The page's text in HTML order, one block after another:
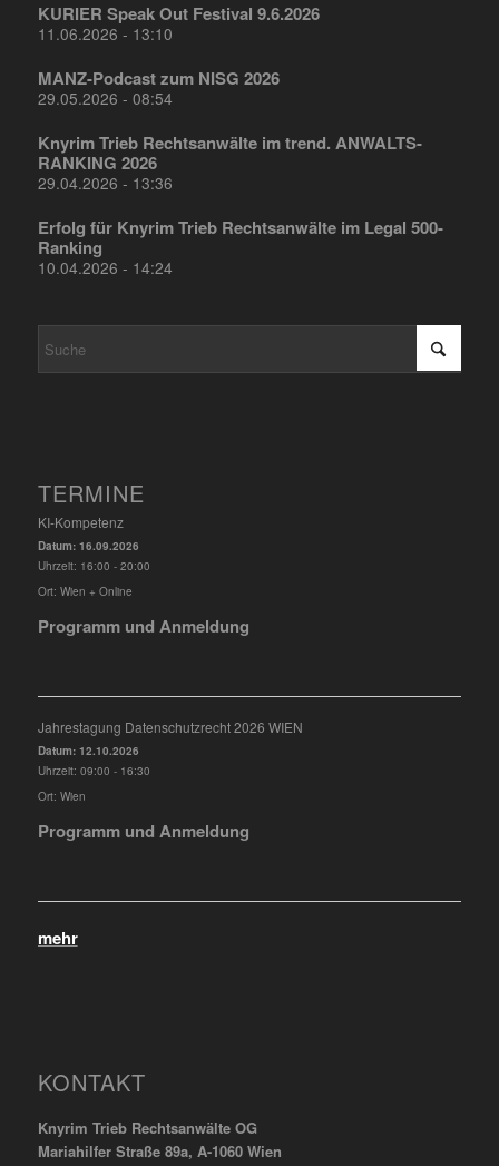
KURIER Speak Out Festival 9.6.2026
11.06.2026 - 13:10
MANZ-Podcast zum NISG 2026
29.05.2026 - 08:54
Knyrim Trieb Rechtsanwälte im trend. ANWALTS-
RANKING 2026
29.04.2026 - 13:36
Erfolg für Knyrim Trieb Rechtsanwälte im Legal 500-
Ranking
10.04.2026 - 14:24
TERMINE
KI-Kompetenz
Datum: 16.09.2026
Uhrzeit: 16:00 - 20:00
Ort: Wien + Online
Programm und Anmeldung
Jahrestagung Datenschutzrecht 2026 WIEN
Datum: 12.10.2026
Uhrzeit: 09:00 - 16:30
Ort: Wien
Programm und Anmeldung
mehr
KONTAKT
Knyrim Trieb Rechtsanwälte OG
Mariahilfer Straße 89a, A-1060 Wien